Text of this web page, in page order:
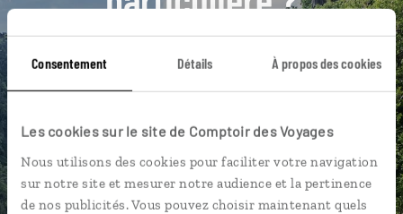
Consentement Détails À propos des cookies
Les cookies sur le site de Comptoir des Voyages
Nous utilisons des cookies pour faciliter votre navigation
sur notre site et mesurer notre audience et la pertinence
de nos publicités. Vous pouvez choisir maintenant quels
Banaue Bontoc Bohol
Marché de Divisoria Snorkeling aux Philippines